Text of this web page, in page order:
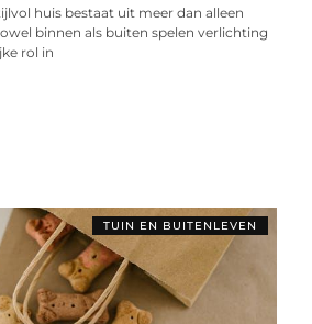
huis bestaat uit meer dan alleen
binnen als buiten spelen verlichting
rol in
TUIN EN BUITENLEVEN